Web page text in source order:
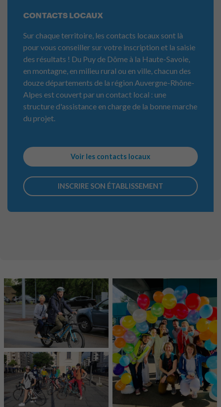
CONTACTS LOCAUX
Sur chaque territoire, les contacts locaux sont là
pour vous conseiller sur votre inscription et la saisie
des résultats ! Du Puy de Dôme à la Haute-Savoie,
en montagne, en milieu rural ou en ville, chacun des
douze départements de la région Auvergne-Rhône-
Alpes est couvert par un contact local : une
structure d'assistance en charge de la bonne marche
du projet.
Voir les contacts locaux
INSCRIRE SON ÉTABLISSEMENT